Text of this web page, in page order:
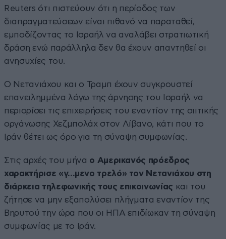
Reuters ότι πιστεύουν ότι η περίοδος των
διαπραγματεύσεων είναι πιθανό να παραταθεί,
εμποδίζοντας το Ισραήλ να αναλάβει στρατιωτική
δράση ενώ παράλληλα δεν θα έχουν απαντηθεί οι
ανησυχίες του.
Ο Νετανιάχου και ο Τραμπ έχουν συγκρουστεί
επανειλημμένα λόγω της άρνησης του Ισραήλ να
περιορίσει τις επιχειρήσεις του εναντίον της σιιτικής
οργάνωσης Χεζμπολάχ στον Λίβανο, κάτι που το
Ιράν θέτει ως όρο για τη σύναψη συμφωνίας.
Στις αρχές του μήνα ο Αμερικανός πρόεδρος
χαρακτήρισε «γ…μενο τρελό» τον Νετανιάχου στη
διάρκεια τηλεφωνικής τους επικοινωνίας και του
ζήτησε να μην εξαπολύσει πλήγματα εναντίον της
Βηρυτού την ώρα που οι ΗΠΑ επιδίωκαν τη σύναψη
συμφωνίας με το Ιράν.